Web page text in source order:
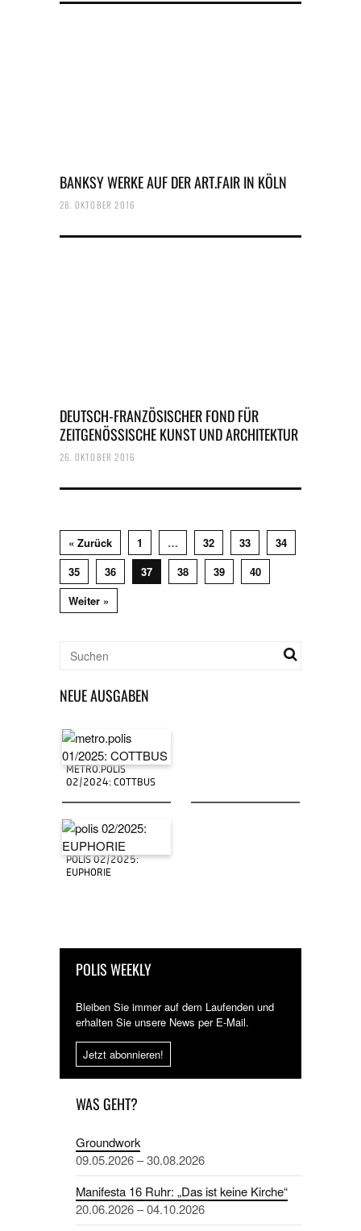
BANKSY WERKE AUF DER ART.FAIR IN KÖLN
28. OKTOBER 2016
DEUTSCH-FRANZÖSISCHER FOND FÜR
ZEITGENÖSSISCHE KUNST UND ARCHITEKTUR
26. OKTOBER 2016
« Zurück 1 … 32 33
34
35
36 37 38 39
40
Weiter »
NEUE AUSGABEN
METRO.POLIS
02/2024: COTTBUS
POLIS 02/2025:
EUPHORIE
POLIS WEEKLY
Bleiben Sie immer auf dem Laufenden und
erhalten Sie unsere News per E-Mail.
Jetzt abonnieren!
WAS GEHT?
Groundwork
09.05.2026 – 30.08.2026
Manifesta 16 Ruhr: „Das ist keine Kirche“
20.06.2026 – 04.10.2026